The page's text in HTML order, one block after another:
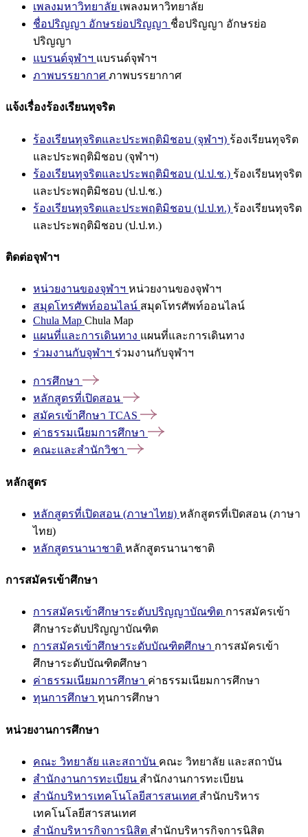
เพลงมหาวิทยาลัย เพลงมหาวิทยาลัย
ชื่อปริญญา อักษรย่อปริญญา ชื่อปริญญา อักษรย่อ
ปริญญา
แบรนด์จุฬาฯ แบรนด์จุฬาฯ
ภาพบรรยากาศ ภาพบรรยากาศ
แจ้งเรื่องร้องเรียนทุจริต
ร้องเรียนทุจริตและประพฤติมิชอบ (จุฬาฯ) ร้องเรียนทุจริต
และประพฤติมิชอบ (จุฬาฯ)
ร้องเรียนทุจริตและประพฤติมิชอบ (ป.ป.ช.) ร้องเรียนทุจริต
และประพฤติมิชอบ (ป.ป.ช.)
ร้องเรียนทุจริตและประพฤติมิชอบ (ป.ป.ท.) ร้องเรียนทุจริต
และประพฤติมิชอบ (ป.ป.ท.)
ติดต่อจุฬาฯ
หน่วยงานของจุฬาฯ หน่วยงานของจุฬาฯ
สมุดโทรศัพท์ออนไลน์ สมุดโทรศัพท์ออนไลน์
Chula Map Chula Map
แผนที่และการเดินทาง แผนที่และการเดินทาง
ร่วมงานกับจุฬาฯ ร่วมงานกับจุฬาฯ
การศึกษา
หลักสูตรที่เปิดสอน
สมัครเข้าศึกษา TCAS
ค่าธรรมเนียมการศึกษา
คณะและสำนักวิชา
หลักสูตร
หลักสูตรที่เปิดสอน (ภาษาไทย) หลักสูตรที่เปิดสอน (ภาษา
ไทย)
หลักสูตรนานาชาติ หลักสูตรนานาชาติ
การสมัครเข้าศึกษา
การสมัครเข้าศึกษาระดับปริญญาบัณฑิต การสมัครเข้า
ศึกษาระดับปริญญาบัณฑิต
การสมัครเข้าศึกษาระดับบัณฑิตศึกษา การสมัครเข้า
ศึกษาระดับบัณฑิตศึกษา
ค่าธรรมเนียมการศึกษา ค่าธรรมเนียมการศึกษา
ทุนการศึกษา ทุนการศึกษา
หน่วยงานการศึกษา
คณะ วิทยาลัย และสถาบัน คณะ วิทยาลัย และสถาบัน
สำนักงานการทะเบียน สำนักงานการทะเบียน
สำนักบริหารเทคโนโลยีสารสนเทศ สำนักบริหาร
เทคโนโลยีสารสนเทศ
สำนักบริหารกิจการนิสิต สำนักบริหารกิจการนิสิต